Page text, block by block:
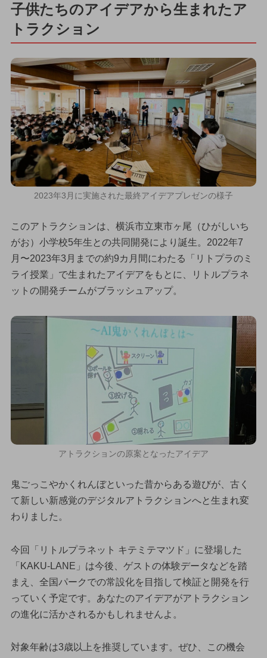
子供たちのアイデアから生まれたア
トラクション
2023年3月に実施された最終アイデアプレゼンの様子
このアトラクションは、横浜市立東市ヶ尾（ひがしいち
がお）小学校5年生との共同開発により誕生。2022年7
月〜2023年3月までの約9カ月間にわたる「リトプラのミ
ライ授業」で生まれたアイデアをもとに、リトルプラネ
ットの開発チームがブラッシュアップ。
アトラクションの原案となったアイデア
鬼ごっこやかくれんぼといった昔からある遊びが、古く
て新しい新感覚のデジタルアトラクションへと生まれ変
わりました。
今回「リトルプラネット キテミテマツド」に登場した
「KAKU-LANE」は今後、ゲストの体験データなどを踏
まえ、全国パークでの常設化を目指して検証と開発を行
っていく予定です。あなたのアイデアがアトラクション
の進化に活かされるかもしれませんよ。
対象年齢は3歳以上を推奨しています。ぜひ、この機会